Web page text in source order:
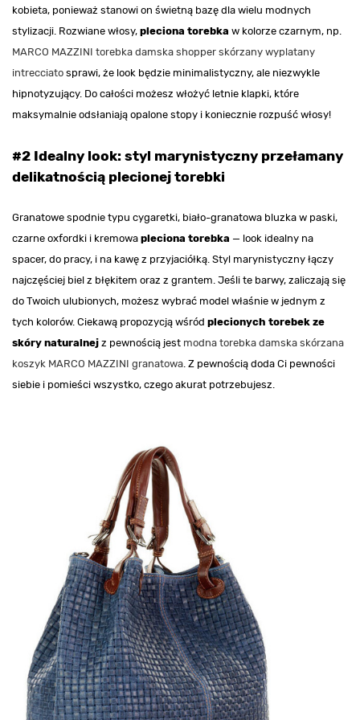
kobieta, ponieważ stanowi on świetną bazę dla wielu modnych
stylizacji. Rozwiane włosy, pleciona torebka w kolorze czarnym, np.
MARCO MAZZINI torebka damska shopper skórzany wyplatany
intrecciato sprawi, że look będzie minimalistyczny, ale niezwykle
hipnotyzujący. Do całości możesz włożyć letnie klapki, które
maksymalnie odsłaniają opalone stopy i koniecznie rozpuść włosy!
#2 Idealny look: styl marynistyczny przełamany
delikatnością plecionej torebki
Granatowe spodnie typu cygaretki, biało-granatowa bluzka w paski,
czarne oxfordki i kremowa pleciona torebka — look idealny na
spacer, do pracy, i na kawę z przyjaciółką. Styl marynistyczny łączy
najczęściej biel z błękitem oraz z grantem. Jeśli te barwy, zaliczają się
do Twoich ulubionych, możesz wybrać model właśnie w jednym z
tych kolorów. Ciekawą propozycją wśród plecionych torebek ze
skóry naturalnej z pewnością jest modna torebka damska skórzana
koszyk MARCO MAZZINI granatowa. Z pewnością doda Ci pewności
siebie i pomieści wszystko, czego akurat potrzebujesz.